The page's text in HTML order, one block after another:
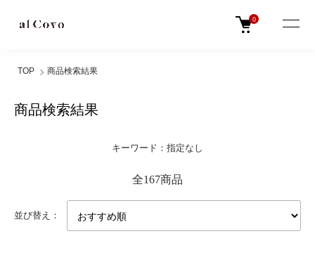
0
TOP 商品検索結果
商品検索結果
キーワード：指定なし
全167商品
並び替え：